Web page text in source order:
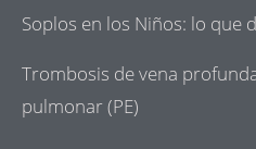
Soplos en los Niños: lo que
Trombosis de vena
pulmonar (PE)